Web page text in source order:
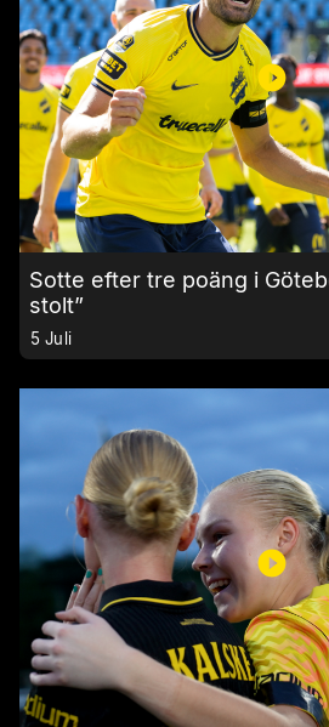
Sotte efter tre poäng i
stolt”
5 Juli